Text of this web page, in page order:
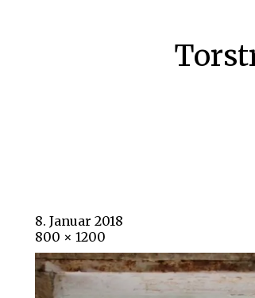
8. Januar 2018
800 × 1200